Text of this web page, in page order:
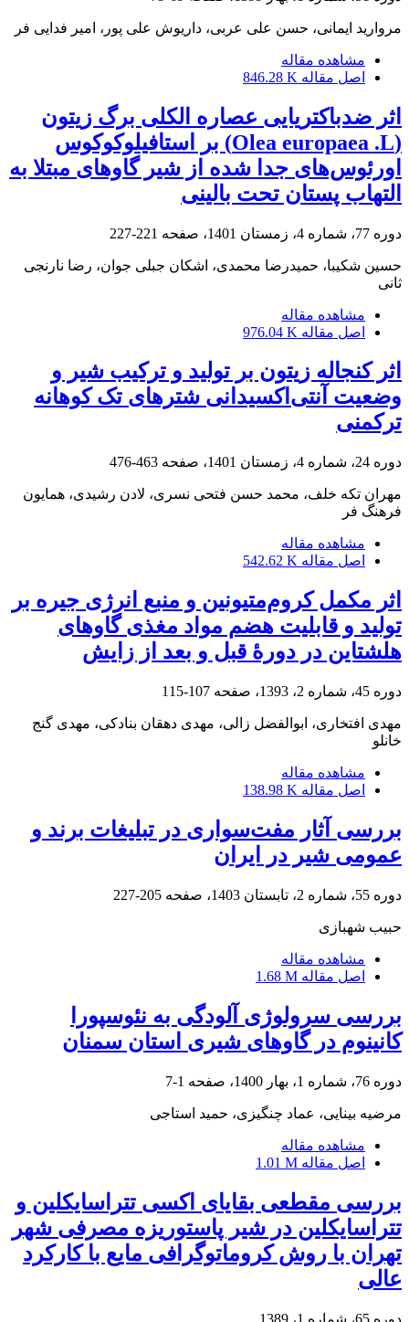
مروارید ایمانی، حسن علی عربی، داریوش علی پور، امیر فدایی فر
مشاهده مقاله
اصل مقاله 846.28 K
اثر ضد‌‌باکتریایی عصاره الکلی برگ زیتون
(Olea europaea .L) بر استافیلوکوکوس
اورئوس‌های جدا شده از شیر گاوهای مبتلا به
التهاب پستان تحت بالینی
دوره 77، شماره 4، زمستان 1401، صفحه 221-227
حسین شکیبا، حمیدرضا محمدی، اشکان جبلی جوان، رضا نارنجی
ثانی
مشاهده مقاله
اصل مقاله 976.04 K
اثر کنجاله زیتون بر تولید و ترکیب شیر و
وضعیت آنتی‌اکسیدانی شترهای تک کوهانه
ترکمنی
دوره 24، شماره 4، زمستان 1401، صفحه 463-476
مهران تکه خلف، محمد حسن فتحی نسری، لادن رشیدی، همایون
فرهنگ فر
مشاهده مقاله
اصل مقاله 542.62 K
اثر مکمل کروم‌متیونین و منبع انرژی جیره بر
تولید و قابلیت هضم مواد مغذی گاوهای
هلشتاین در دورۀ قبل و بعد از زایش
دوره 45، شماره 2، 1393، صفحه 107-115
مهدی افتخاری، ابوالفضل زالی، مهدی دهقان بنادکی، مهدی گنج
خانلو
مشاهده مقاله
اصل مقاله 138.98 K
بررسی آثار مفت‌‌سواری در تبلیغات برند و
عمومی شیر در ایران
دوره 55، شماره 2، تابستان 1403، صفحه 205-227
حبیب شهبازی
مشاهده مقاله
اصل مقاله 1.68 M
بررسی سرولوژی آلودگی به نئوسپورا
کانینوم در گاوهای شیری استان سمنان
دوره 76، شماره 1، بهار 1400، صفحه 1-7
مرضیه بینایی، عماد چنگیزی، حمید استاجی
مشاهده مقاله
اصل مقاله 1.01 M
بررسی مقطعی بقایای اکسی تتراسایکلین و
تتراسایکلین در شیر پاستوریزه مصرفی شهر
تهران با روش کروماتوگرافی مایع با کارکرد
عالی
دوره 65، شماره 1، 1389